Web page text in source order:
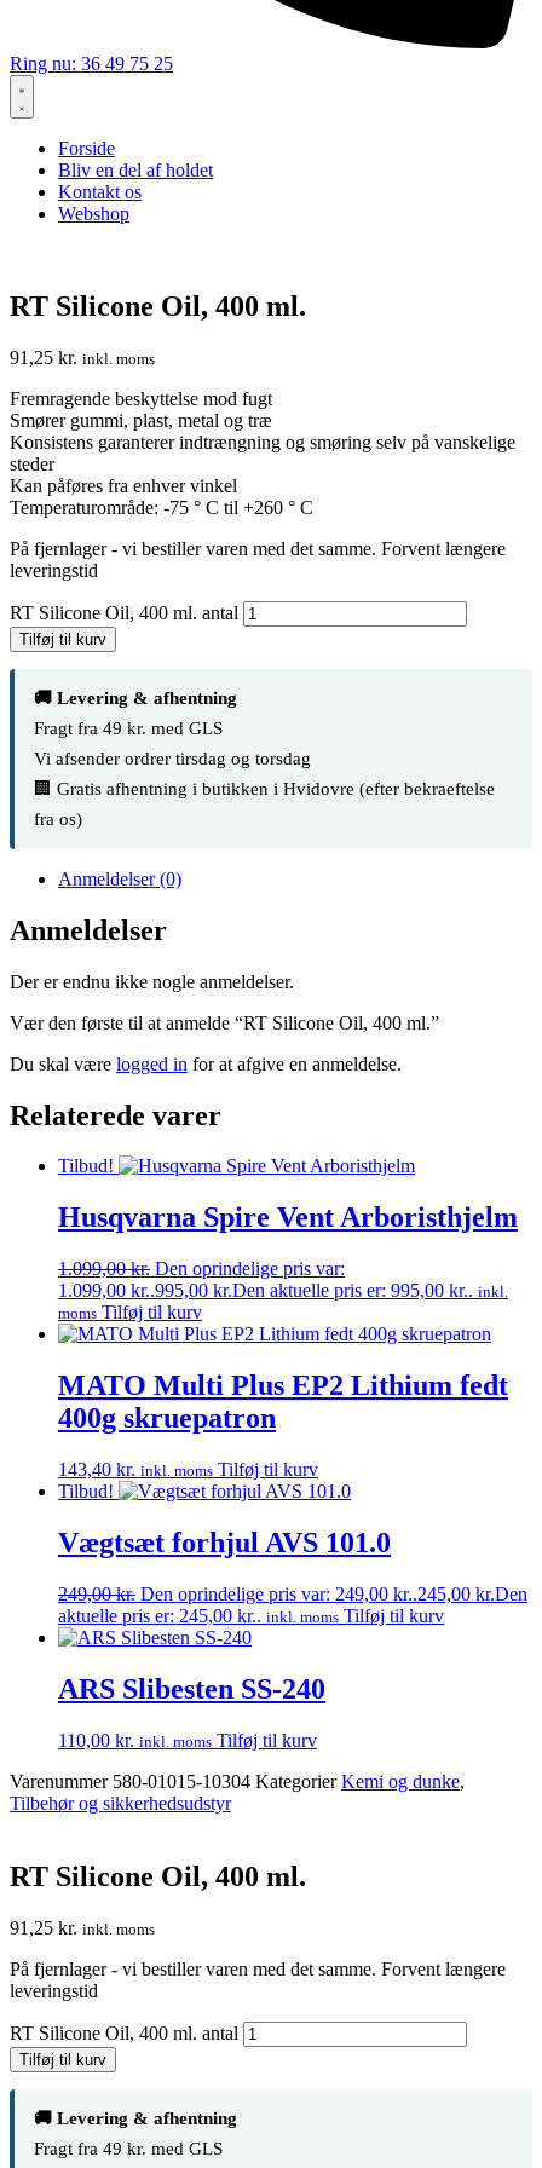
Ring nu: 36 49 75 25
Forside
Bliv en del af holdet
Kontakt os
Webshop
RT Silicone Oil, 400 ml.
91,25 kr. inkl. moms
Fremragende beskyttelse mod fugt
Smører gummi, plast, metal og træ
Konsistens garanterer indtrængning og smøring selv på vanskelige
steder
Kan påføres fra enhver vinkel
Temperaturområde: -75 ° C til +260 ° C
På fjernlager - vi bestiller varen med det samme. Forvent længere
leveringstid
RT Silicone Oil, 400 ml. antal
Tilføj til kurv
🚚 Levering & afhentning
Fragt fra 49 kr. med GLS
Vi afsender ordrer tirsdag og torsdag
🏢 Gratis afhentning i butikken i Hvidovre (efter bekraeftelse
fra os)
Anmeldelser (0)
Anmeldelser
Der er endnu ikke nogle anmeldelser.
Vær den første til at anmelde “RT Silicone Oil, 400 ml.”
Du skal være logged in for at afgive en anmeldelse.
Relaterede varer
Tilbud!
Husqvarna Spire Vent Arboristhjelm
1.099,00kr. Den oprindelige pris var:
1.099,00 kr..995,00 kr.Den aktuelle pris er: 995,00 kr.. inkl.
moms Tilføj til kurv
MATO Multi Plus EP2 Lithium fedt
400g skruepatron
143,40 kr. inkl. moms Tilføj til kurv
Tilbud!
Vægtsæt forhjul AVS 101.0
249,00kr. Den oprindelige pris var: 249,00 kr..245,00 kr.Den
aktuelle pris er: 245,00 kr.. inkl. moms Tilføj til kurv
ARS Slibesten SS-240
110,00 kr. inkl. moms Tilføj til kurv
Varenummer 580-01015-10304 Kategorier Kemi og dunke,
Tilbehør og sikkerhedsudstyr
RT Silicone Oil, 400 ml.
91,25 kr. inkl. moms
På fjernlager - vi bestiller varen med det samme. Forvent længere
leveringstid
RT Silicone Oil, 400 ml. antal
Tilføj til kurv
🚚 Levering & afhentning
Fragt fra 49 kr. med GLS